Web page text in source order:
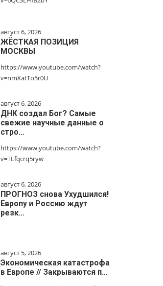
август 6, 2026
ЖЁСТКАЯ ПОЗИЦИЯ
МОСКВЫ
https://www.youtube.com/watch?
v=nmXatTo5r0U
август 6, 2026
ДНК создал Бог? Самые
свежие научные данные о
стро…
https://www.youtube.com/watch?
v=TLfqcrq5ryw
август 6, 2026
ПРОГНОЗ снова Ухудшился!
Европу и Россию ждут
резк…
август 5, 2026
Экономическая катастрофа
в Европе // Закрываются п…